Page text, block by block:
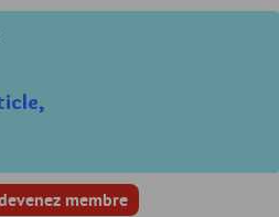
membre